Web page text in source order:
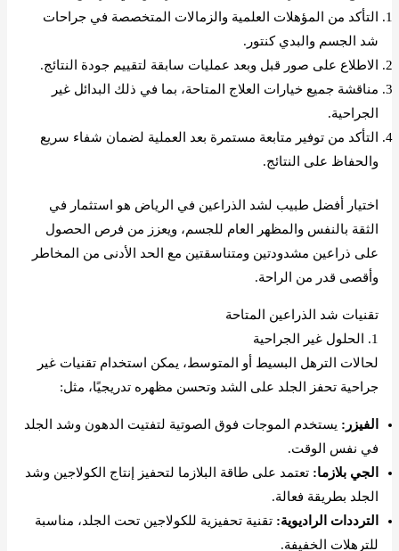
التأكد من المؤهلات العلمية والزمالات المتخصصة في جراحات
شد الجسم والبدي كنتور.
الاطلاع على صور قبل وبعد عمليات سابقة لتقييم جودة النتائج.
مناقشة جميع خيارات العلاج المتاحة، بما في ذلك البدائل غير
الجراحية.
التأكد من توفير متابعة مستمرة بعد العملية لضمان شفاء سريع
والحفاظ على النتائج.
اختيار أفضل طبيب لشد الذراعين في الرياض هو استثمار في
الثقة بالنفس والمظهر العام للجسم، ويعزز من فرص الحصول
على ذراعين مشدودتين ومتناسقتين مع الحد الأدنى من المخاطر
وأقصى قدر من الراحة.
تقنيات شد الذراعين المتاحة
1. الحلول غير الجراحية
لحالات الترهل البسيط أو المتوسط، يمكن استخدام تقنيات غير
جراحية تحفز الجلد على الشد وتحسن مظهره تدريجيًا، مثل:
الفيزر: يستخدم الموجات فوق الصوتية لتفتيت الدهون وشد الجلد
في نفس الوقت.
الجي بلازما: تعتمد على طاقة البلازما لتحفيز إنتاج الكولاجين وشد
الجلد بطريقة فعالة.
الترددات الراديوية: تقنية تحفيزية للكولاجين تحت الجلد، مناسبة
للترهلات الخفيفة.